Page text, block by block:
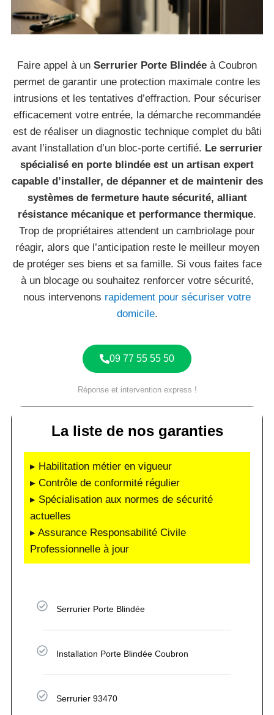
Faire appel à un Serrurier Porte Blindée à Coubron
permet de garantir une protection maximale contre les
intrusions et les tentatives d’effraction. Pour sécuriser
efficacement votre entrée, la démarche recommandée
est de réaliser un diagnostic technique complet du bâti
avant l’installation d’un bloc-porte certifié. Le serrurier
spécialisé en porte blindée est un artisan expert
capable d’installer, de dépanner et de maintenir des
systèmes de fermeture haute sécurité, alliant
résistance mécanique et performance thermique.
Trop de propriétaires attendent un cambriolage pour
réagir, alors que l’anticipation reste le meilleur moyen
de protéger ses biens et sa famille. Si vous faites face
à un blocage ou souhaitez renforcer votre sécurité,
nous intervenons rapidement pour sécuriser votre
domicile.
09 77 55 55 50
Réponse et intervention express !
La liste de nos garanties
▸ Habilitation métier en vigueur
▸ Contrôle de conformité régulier
▸ Spécialisation aux normes de sécurité
actuelles
▸ Assurance Responsabilité Civile
Professionnelle à jour
Serrurier Porte Blindée
Installation Porte Blindée Coubron
Serrurier 93470